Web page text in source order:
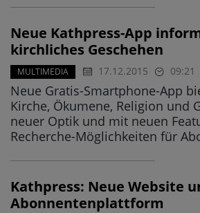
Neue Kathpress-App
kirchliches Geschehen
MULTIMEDIA 17.12.2015 09:21
Neue Gratis-Smartphone-App
Kirche, Ökumene, Religion und
neuer Optik und mit neuen
Recherche-Möglichkeiten für
Kathpress: Neue Website
Abonnentenplattform